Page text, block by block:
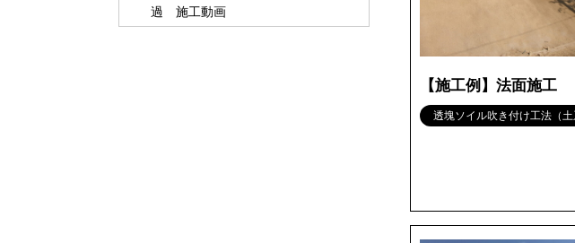
【施工例】法面施工
透塊ソイル吹き付け工法（土
過 施工動画